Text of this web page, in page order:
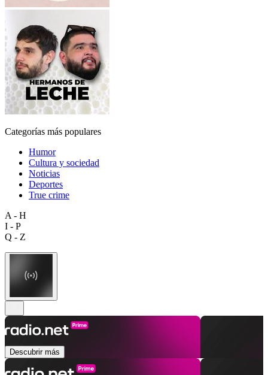
Categorías más populares
Humor
Cultura y sociedad
Noticias
Deportes
True crime
A - H
I - P
Q - Z
Descubrir más